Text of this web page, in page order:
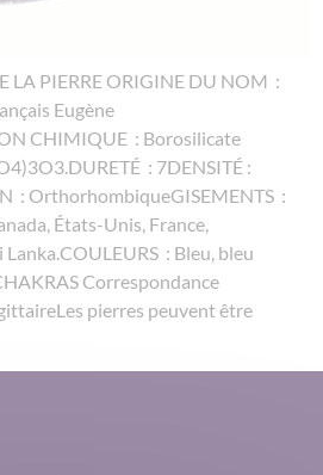
LA PIERRE ORIGINE DU NOM :
Eugène
CHIMIQUE : Borosilicate
: 7DENSITÉ :
: OrthorhombiqueGISEMENTS :
États-Unis, France,
Lanka.COULEURS : Bleu, bleu
Correspondance
pierres peuvent être